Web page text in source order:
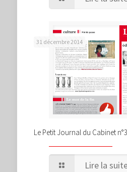
31 décembre 2014
Le Petit Journal du Cabinet
Lire la